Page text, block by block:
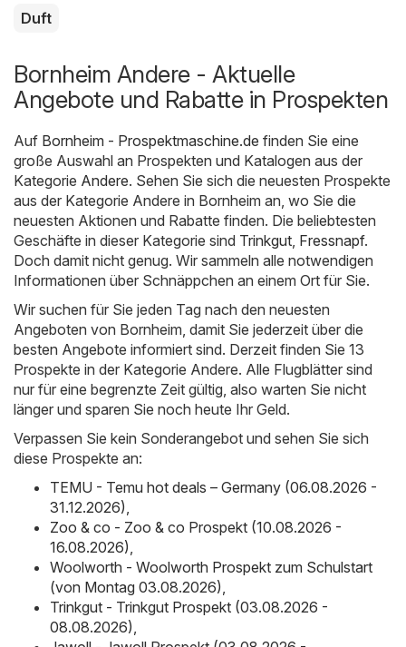
Duft
Bornheim Andere - Aktuelle
Angebote und Rabatte in Prospekten
Auf Bornheim - Prospektmaschine.de finden Sie eine
große Auswahl an Prospekten und Katalogen aus der
Kategorie Andere. Sehen Sie sich die neuesten Prospekte
aus der Kategorie Andere in Bornheim an, wo Sie die
neuesten Aktionen und Rabatte finden. Die beliebtesten
Geschäfte in dieser Kategorie sind Trinkgut Fressnapf.
Doch damit nicht genug. Wir sammeln alle notwendigen
Informationen über Schnäppchen an einem Ort für Sie.
Wir suchen für Sie jeden Tag nach den neuesten
Angeboten von Bornheim, damit Sie jederzeit über die
besten Angebote informiert sind. Derzeit finden Sie 13
Prospekte in der Kategorie Andere. Alle Flugblätter sind
nur für eine begrenzte Zeit gültig, also warten Sie nicht
länger und sparen Sie noch heute Ihr Geld.
Verpassen Sie kein Sonderangebot und sehen Sie sich
diese Prospekte an:
TEMU - Temu hot deals – Germany (06.08.2026 -
31.12.2026)
Zoo & co - Zoo & co Prospekt (10.08.2026 -
16.08.2026)
Woolworth - Woolworth Prospekt zum Schulstart
(von Montag 03.08.2026)
Trinkgut - Trinkgut Prospekt (03.08.2026 -
08.08.2026)